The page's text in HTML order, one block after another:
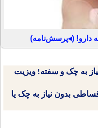
به دارو! (◂پرسش‌نامه)
به چک و سفته! ویزیت
بدون نیاز به چک یا